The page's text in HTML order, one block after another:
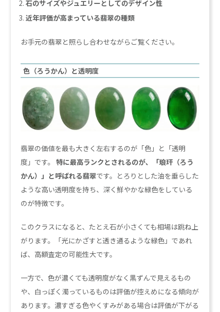
石のサイズやジュエリーとしてのデザイン性
近年評価が高まっている翡翠の種類
お手元の翡翠と照らし合わせながらご覧ください。
色（ろうかん）と透明度
翡翠の価値を最も大きく左右するのが「色」と「透明
度」です。特に最高ランクとされるのが、「琅玕（ろう
かん）」と呼ばれる翡翠です。とろりとした油を垂らした
ような高い透明度を持ち、深く鮮やかな緑色をしている
のが特徴です。
このクラスになると、たとえ石が小さくても相場は跳ね上
がります。「光にかざすと透き通るような緑色」であれ
ば、高額査定の可能性大です。
一方で、色が濃くても透明度がなく黒ずんで見えるもの
や、白っぽく濁っているものは評価が控えめになる傾向が
あります。濃すぎる色やくすみがある場合は評価が下がる